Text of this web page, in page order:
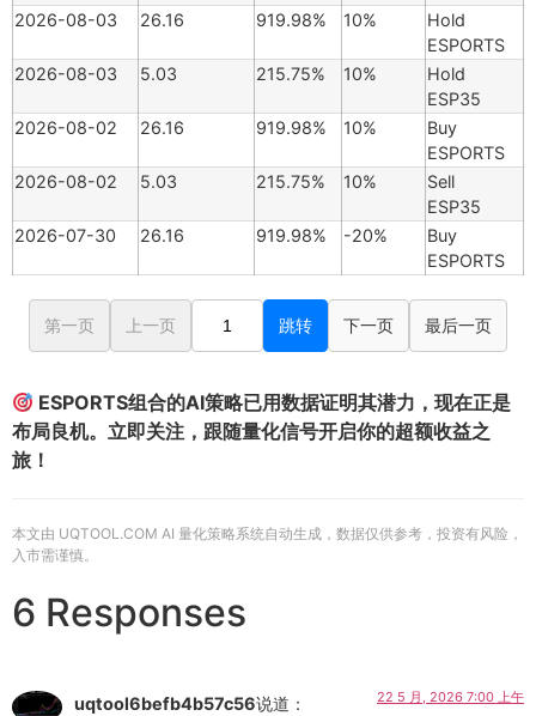
2026-08-03
26.16 919.98% 10%
Hold
ESPORTS
2026-08-03
5.03 215.75% 10%
Hold
ESP35
2026-08-02
26.16 919.98% 10%
Buy
ESPORTS
2026-08-02
5.03 215.75% 10%
Sell
ESP35
2026-07-30
26.16 919.98% -20%
Buy
ESPORTS
第一页 上一页 跳转 下一页 最后一页
ESPORTS组合的AI策略已用数据证明其潜力，现在正是
布局良机。立即关注，跟随量化信号开启你的超额收益之
旅！
本文由 UQTOOL.COM AI 量化策略系统自动生成，数据仅供参考，投资有风险，
入市需谨慎。
6 Responses
uqtool6befb4b57c56说道： 22 5 月, 2026 7:00 上午